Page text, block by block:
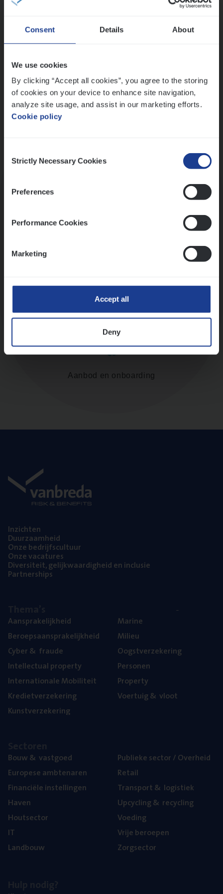
Consent Details About
We use cookies
By clicking “Accept all cookies”, you agree to the storing
of cookies on your device to enhance site navigation,
analyze site usage, and assist in our marketing efforts.
Cookie policy
Selection
Strictly Necessary Cookies
Preferences
Performance Cookies
Marketing
Accept all
Deny
Ons sollicitatieproces
Kennismaking met HR
Diepte-interview met leidinggevende
Aanbod en onboarding
Inzich­ten
Duur­zaam­heid
Onze bedrijfs­cul­tuur
Onze vaca­tu­res
Diver­si­teit, gelijk­waar­dig­heid en inclusie
Part­ner­ships
Aan­spra­ke­lijk­heid
Beroeps­aan­spra­ke­lijk­heid
Cyber& fraude
Intel­lec­tu­al property
Inter­na­ti­o­na­le Mobiliteit
Kre­diet­ver­ze­ke­ring
Kunst­ver­ze­ke­ring
Mari­ne
Mili­eu
Oogst­ver­ze­ke­ring
Per­so­nen
Pro­per­ty
Voer­tuig& vloot
Bouw& vastgoed
Euro­pe­se ambtenaren
Finan­ci­ë­le instellingen
Haven
Hout­sec­tor
IT
Land­bouw
Publie­ke sec­tor / Overheid
Retail
Trans­port& logistiek
Upcy­cling& recycling
Voe­ding
Vrije beroe­pen
Zorg­sec­tor